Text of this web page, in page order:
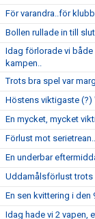
För varandra..för
Bollen rullade in till
Idag förlorade vi
kampen..
Trots bra spel var
Höstens viktigaste (?)
En mycket, mycket
Förlust mot serietrean..
En underbar
Uddamålsförlust trots
En sen kvittering i den
Idag hade vi 2 vapen,